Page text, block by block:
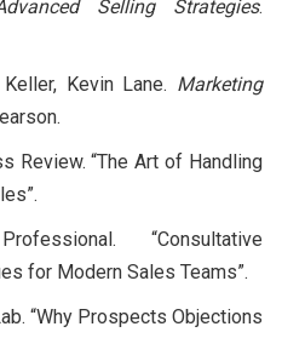
Selling Strategies.
Kevin Lane. Marketing
Review. “The Art of Handling
“Consultative
for Modern Sales Teams”.
“Why Prospects Objections